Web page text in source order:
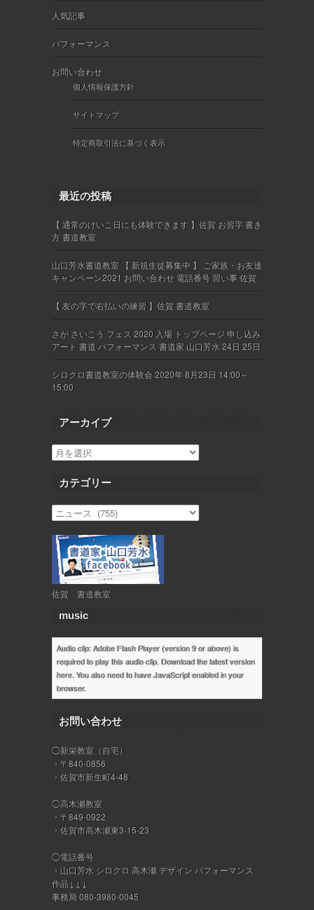
人気記事
パフォーマンス
お問い合わせ
個人情報保護方針
サイトマップ
特定商取引法に基づく表示
最近の投稿
【 通常のけいこ日にも体験できます 】佐賀 お習字 書き
方 書道教室
山口芳水書道教室 【 新規生徒募集中 】 ご家族・お友達
キャンペーン2021 お問い合わせ 電話番号 習い事 佐賀
【 友の字で右払いの練習 】佐賀 書道教室
さが さいこう フェス 2020 入場 トップページ 申し込み
アート 書道 パフォーマンス 書道家 山口芳水 24日 25日
シロクロ書道教室の体験会 2020年 8月23日 14:00～
15:00
アーカイブ
カテゴリー
佐賀 書道教室
music
Audio clip: Adobe Flash Player (version 9 or above) is
required to play this audio clip. Download the latest version
here. You also need to have JavaScript enabled in your
browser.
お問い合わせ
◯新栄教室（自宅）
・〒840-0856
・佐賀市新生町4-48
◯高木瀬教室
・〒849-0922
・佐賀市高木瀬東3-15-23
◯電話番号
・山口芳水 シロクロ 高木瀬 デザイン パフォーマンス
作品↓↓↓
事務局 080-3980-0045